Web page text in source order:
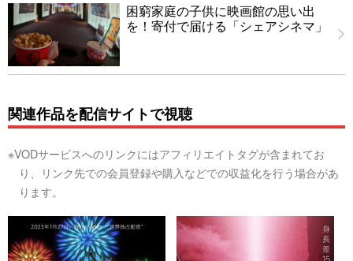
困窮家庭の子供に映画館の思い出
を！寄付で届ける「シェアシネマ」
関連作品を配信サイトで視聴
※VODサービスへのリンクにはアフィリエイトタグが含まれてお
り、リンク先での会員登録や購入などでの収益化を行う場合があ
ります。